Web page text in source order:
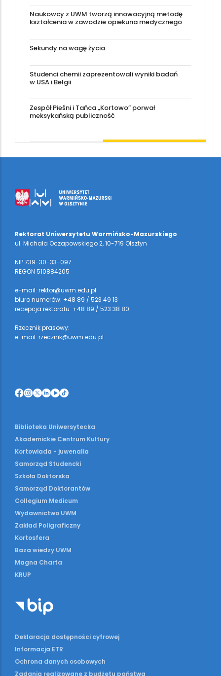
Naukowcy z UWM tworzą innowacyjną metodę
kształcenia w zawodzie opiekuna medycznego
Sekundy na wagę życia
Studenci chemii zaprezentowali wyniki badań
w USA i Belgii
Zespół Pieśni i Tańca „Kortowo” porwał
meksykańską publiczność
Rektorat Uniwersytetu Warmińsko-Mazurskiego
ul. Michała Oczapowskiego 2, 10-719 Olsztyn
NIP 739-30-33-097
REGON 510884205
e-mail: rektor@uwm.edu.pl
biuro numerów: +48 89 / 523 49 13
recepcja rektoratu: +48 89 / 523 38 80
Rzecznik prasowy:
e-mail: rzecznik@uwm.edu.pl
Biblioteka Uniwersytecka
Akademickie Centrum Kultury
Kortowiada - juwenalia
Samorząd Studencki
Szkoła Doktorska
Samorząd Doktorantów
Collegium Medicum
Wydawnictwo UWM
Zakład Poligraficzny
Kortosfera
Baza wiedzy UWM
Magna Charta
KRUP
Deklaracja dostępności cyfrowej
Informacja ETR
Ochrona danych osobowych
Zadania realizowane z budżetu państwa